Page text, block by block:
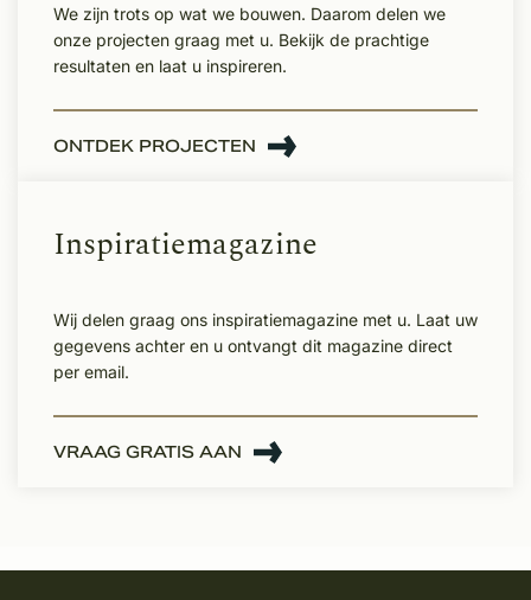
We zijn trots op wat we bouwen. Daarom delen we
onze projecten graag met u. Bekijk de prachtige
resultaten en laat u inspireren.
ONTDEK PROJECTEN
Inspiratiemagazine
Wij delen graag ons inspiratiemagazine met u. Laat uw
gegevens achter en u ontvangt dit magazine direct
per email.
VRAAG GRATIS AAN